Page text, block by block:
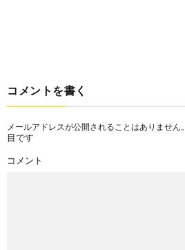
コメントを書く
メールアドレスが公開されることはありません。
目です
コメント